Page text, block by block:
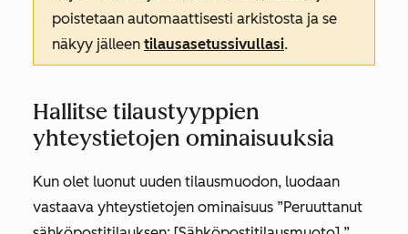
poistetaan automaattisesti arkistosta ja se
näkyy jälleen tilausasetussivullasi.
Hallitse tilaustyyppien
yhteystietojen ominaisuuksia
Kun olet luonut uuden tilausmuodon, luodaan
vastaava yhteystietojen ominaisuus ”Peruuttanut